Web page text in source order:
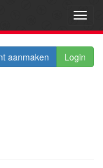
aanmaken Login